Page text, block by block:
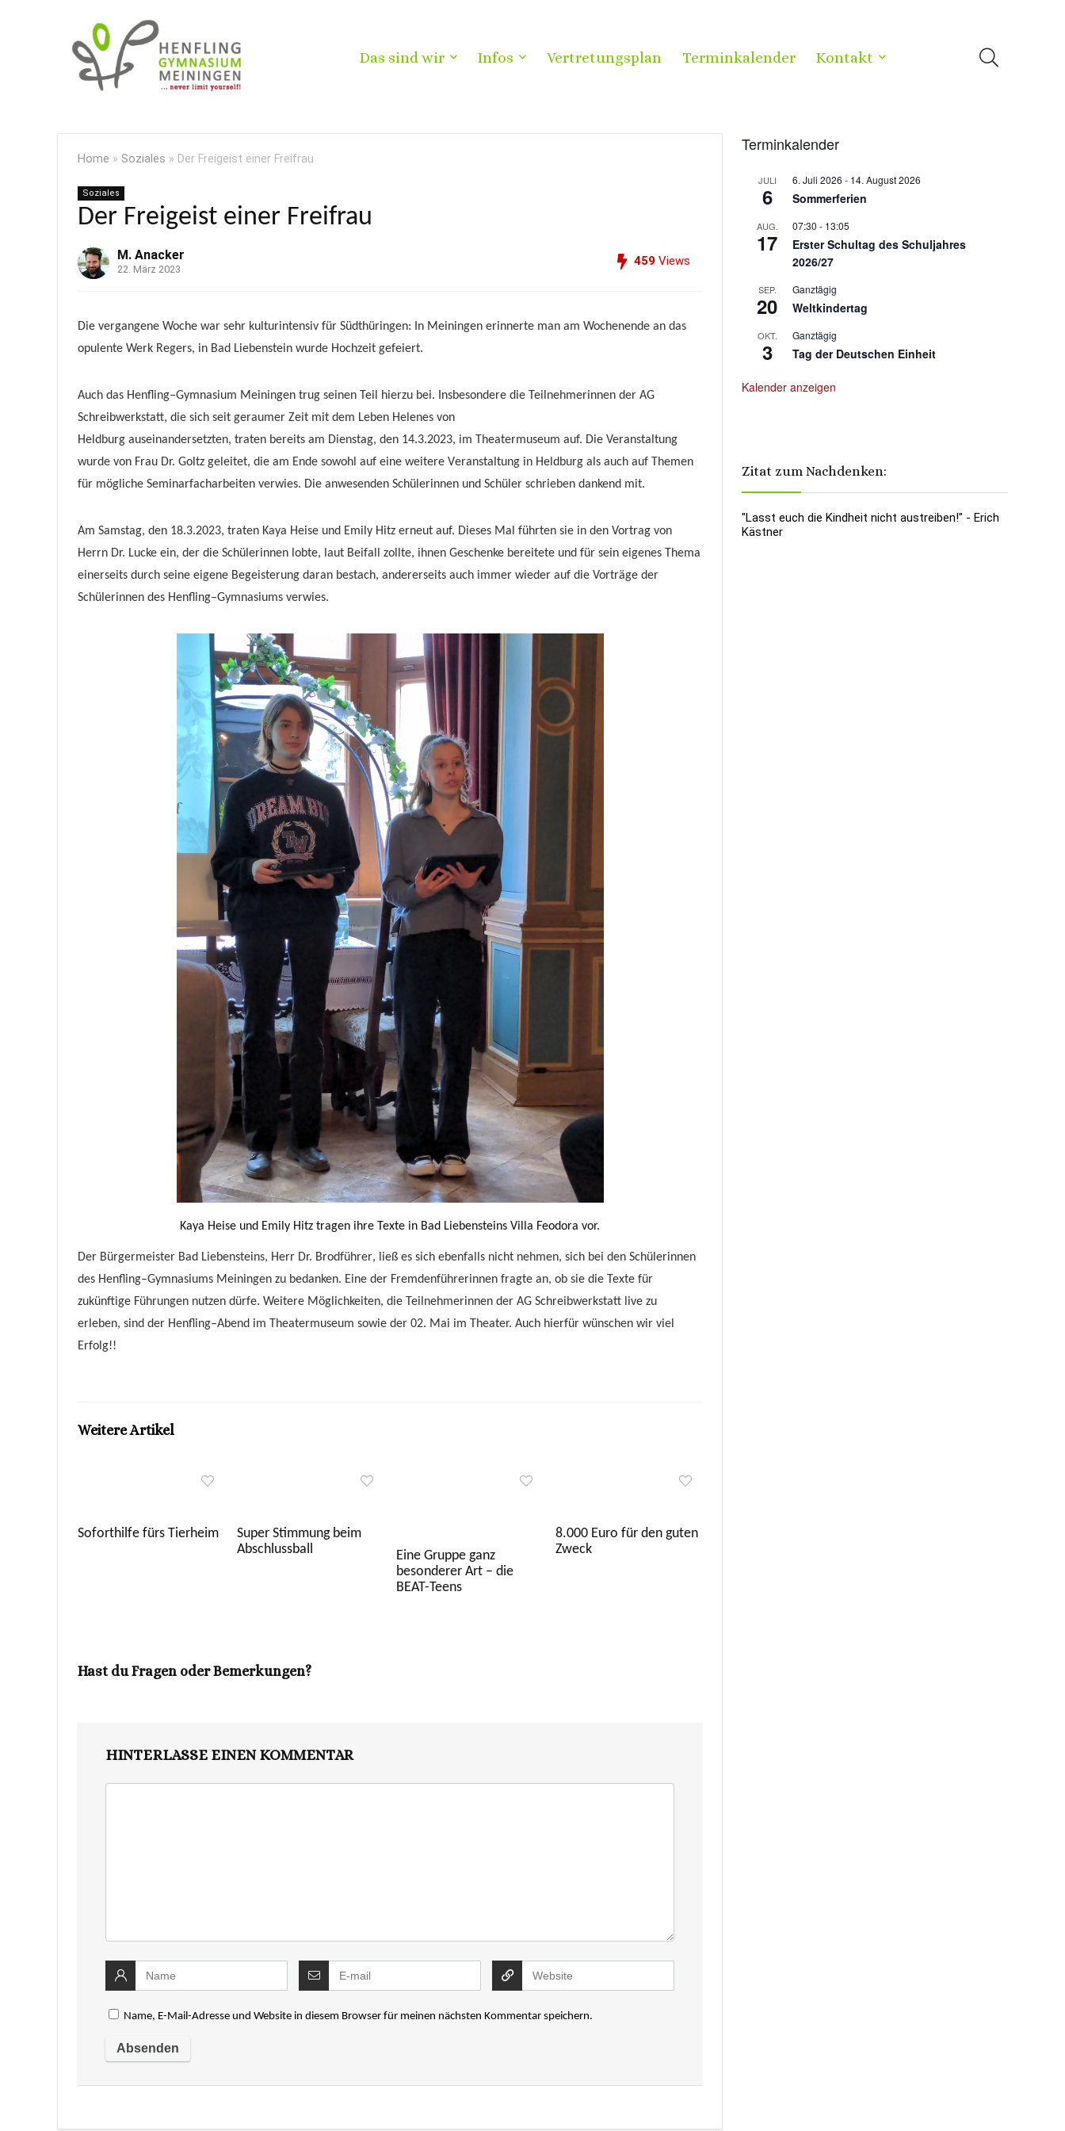
Das sind wir Infos Vertretungsplan Terminkalender Kontakt
Home » Soziales » Der Freigeist einer Freifrau
Soziales
Der Freigeist einer Freifrau
M. Anacker
22. März 2023
459 Views
Die vergangene Woche war sehr kulturintensiv für Südthüringen: In Meiningen erinnerte man am Wochenende an das
opulente Werk Regers, in Bad Liebenstein wurde Hochzeit gefeiert.
Auch das Henfling–Gymnasium Meiningen trug seinen Teil hierzu bei. Insbesondere die Teilnehmerinnen der AG
Schreibwerkstatt, die sich seit geraumer Zeit mit dem Leben Helenes von
Heldburg auseinandersetzten, traten bereits am Dienstag, den 14.3.2023, im Theatermuseum auf. Die Veranstaltung
wurde von Frau Dr. Goltz geleitet, die am Ende sowohl auf eine weitere Veranstaltung in Heldburg als auch auf
Themen
für mögliche Seminarfacharbeiten verwies. Die anwesenden Schülerinnen und Schüler schrieben dankend mit.
Am Samstag, den 18.3.2023, traten Kaya Heise und Emily Hitz erneut auf. Dieses Mal führten sie in den Vortrag von
Herrn Dr. Lucke ein, der die Schülerinnen lobte, laut Beifall zollte, ihnen Geschenke bereitete und für sein eigenes
Thema
einerseits durch seine eigene Begeisterung daran bestach, andererseits auch immer wieder auf die Vorträge der
Schülerinnen des Henfling–Gymnasiums verwies.
Kaya Heise und Emily Hitz tragen ihre Texte in Bad Liebensteins Villa Feodora vor.
Der Bürgermeister Bad Liebensteins, Herr Dr. Brodführer, ließ es sich ebenfalls nicht nehmen, sich bei den Schülerinnen
des Henfling–Gymnasiums Meiningen zu bedanken. Eine der Fremdenführerinnen fragte an, ob sie die Texte für
zukünftige Führungen nutzen dürfe. Weitere Möglichkeiten, die Teilnehmerinnen der AG Schreibwerkstatt live zu
erleben, sind der Henfling–Abend im Theatermuseum sowie der 02. Mai im Theater. Auch hierfür wünschen wir viel
Erfolg!!
Weitere Artikel
Soforthilfe fürs Tierheim
Super Stimmung beim
Abschlussball
Eine Gruppe ganz
besonderer Art – die
BEAT-Teens
8.000 Euro für den guten
Zweck
Hast du Fragen oder Bemerkungen?
HINTERLASSE EINEN KOMMENTAR
Name, E-Mail-Adresse und Website in diesem Browser für meinen nächsten Kommentar speichern.
Terminkalender
JULI
6
6. Juli 2026 - 14. August 2026
Sommerferien
AUG.
17
07:30 - 13:05
Erster Schultag des Schuljahres
2026/27
SEP.
20
Ganztägig
Weltkindertag
OKT.
3
Ganztägig
Tag der Deutschen Einheit
Kalender anzeigen
Zitat zum Nachdenken:
"Lasst euch die Kindheit nicht austreiben!" - Erich
Kästner